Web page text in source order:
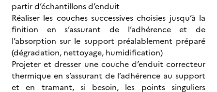
partir d’échantillons d’enduit
Réaliser les couches successives choisies jusqu’à la
finition en s’assurant de l’adhérence et de
l’absorption sur le support préalablement préparé
(dégradation, nettoyage, humidification)
Projeter et dresser une couche d’enduit correcteur
thermique en s’assurant de l’adhérence au support
et en tramant, si besoin, les points singuliers